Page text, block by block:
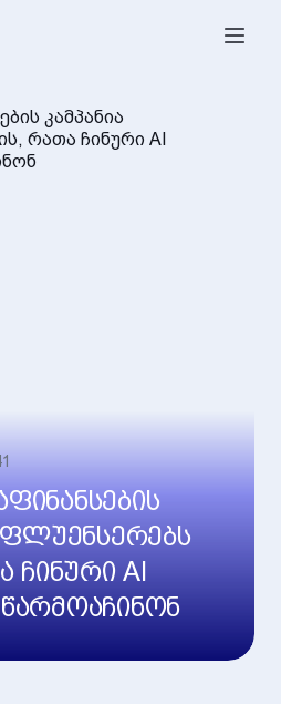
ჩინური AI